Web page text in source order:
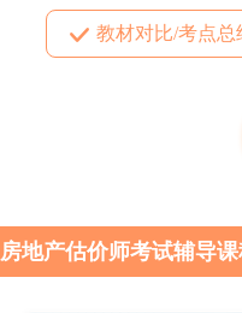
教材对比/考点总
房地产估价师考试辅导